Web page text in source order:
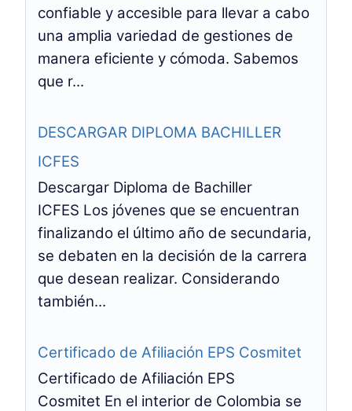
confiable y accesible para llevar a cabo
una amplia variedad de gestiones de
manera eficiente y cómoda. Sabemos
que r...
DESCARGAR DIPLOMA BACHILLER
ICFES
Descargar Diploma de Bachiller
ICFES Los jóvenes que se encuentran
finalizando el último año de secundaria,
se debaten en la decisión de la carrera
que desean realizar. Considerando
también...
Certificado de Afiliación EPS Cosmitet
Certificado de Afiliación EPS
Cosmitet En el interior de Colombia se